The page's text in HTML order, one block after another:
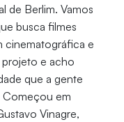
de Berlim. Vamos
busca filmes
cinematográfica e
projeto e acho
que a gente
Começou em
Vinagre,